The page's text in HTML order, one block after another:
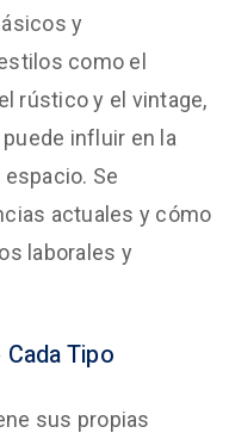
y
como el
rústico y el vintage,
influir en la
Se
actuales y cómo
laborales y
Tipo
sus propias